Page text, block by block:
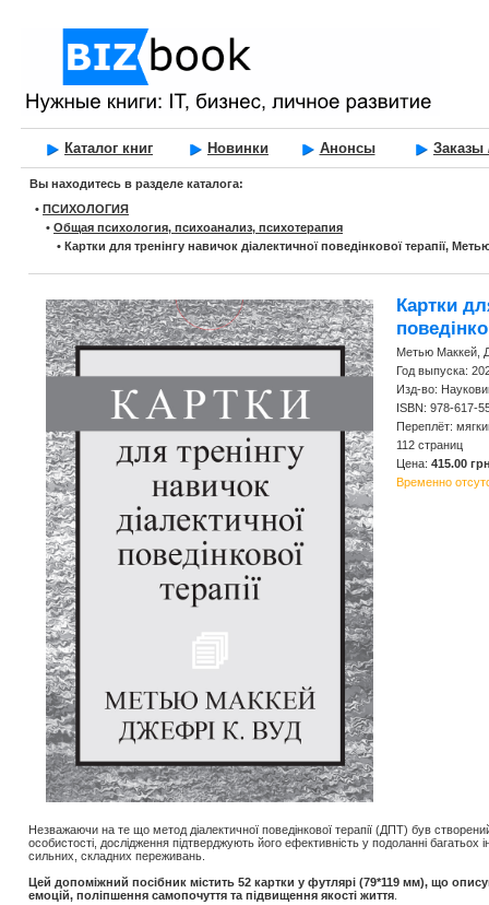
Каталог книг Новинки Анонсы Заказы
Вы находитесь в разделе каталога:
• ПСИХОЛОГИЯ
• Общая психология, психоанализ, психотерапия
• Картки для тренінгу навичок діалектичної поведінкової терапії,
Картки
Метью Маккей,
Год выпуска:
Изд-во:
ISBN: 978-617-
Переплёт:
112 страниц
Цена: 415.00
Временно
Незважаючи на те що метод діалектичної поведінкової терапії (ДПТ) був
особистості, дослідження підтверджують його ефективність у подоланні
сильних, складних переживань.
Цей допоміжний посібник містить 52 картки у футлярі (79*119 мм), що
емоцій, поліпшення самопочуття та підвищення якості життя